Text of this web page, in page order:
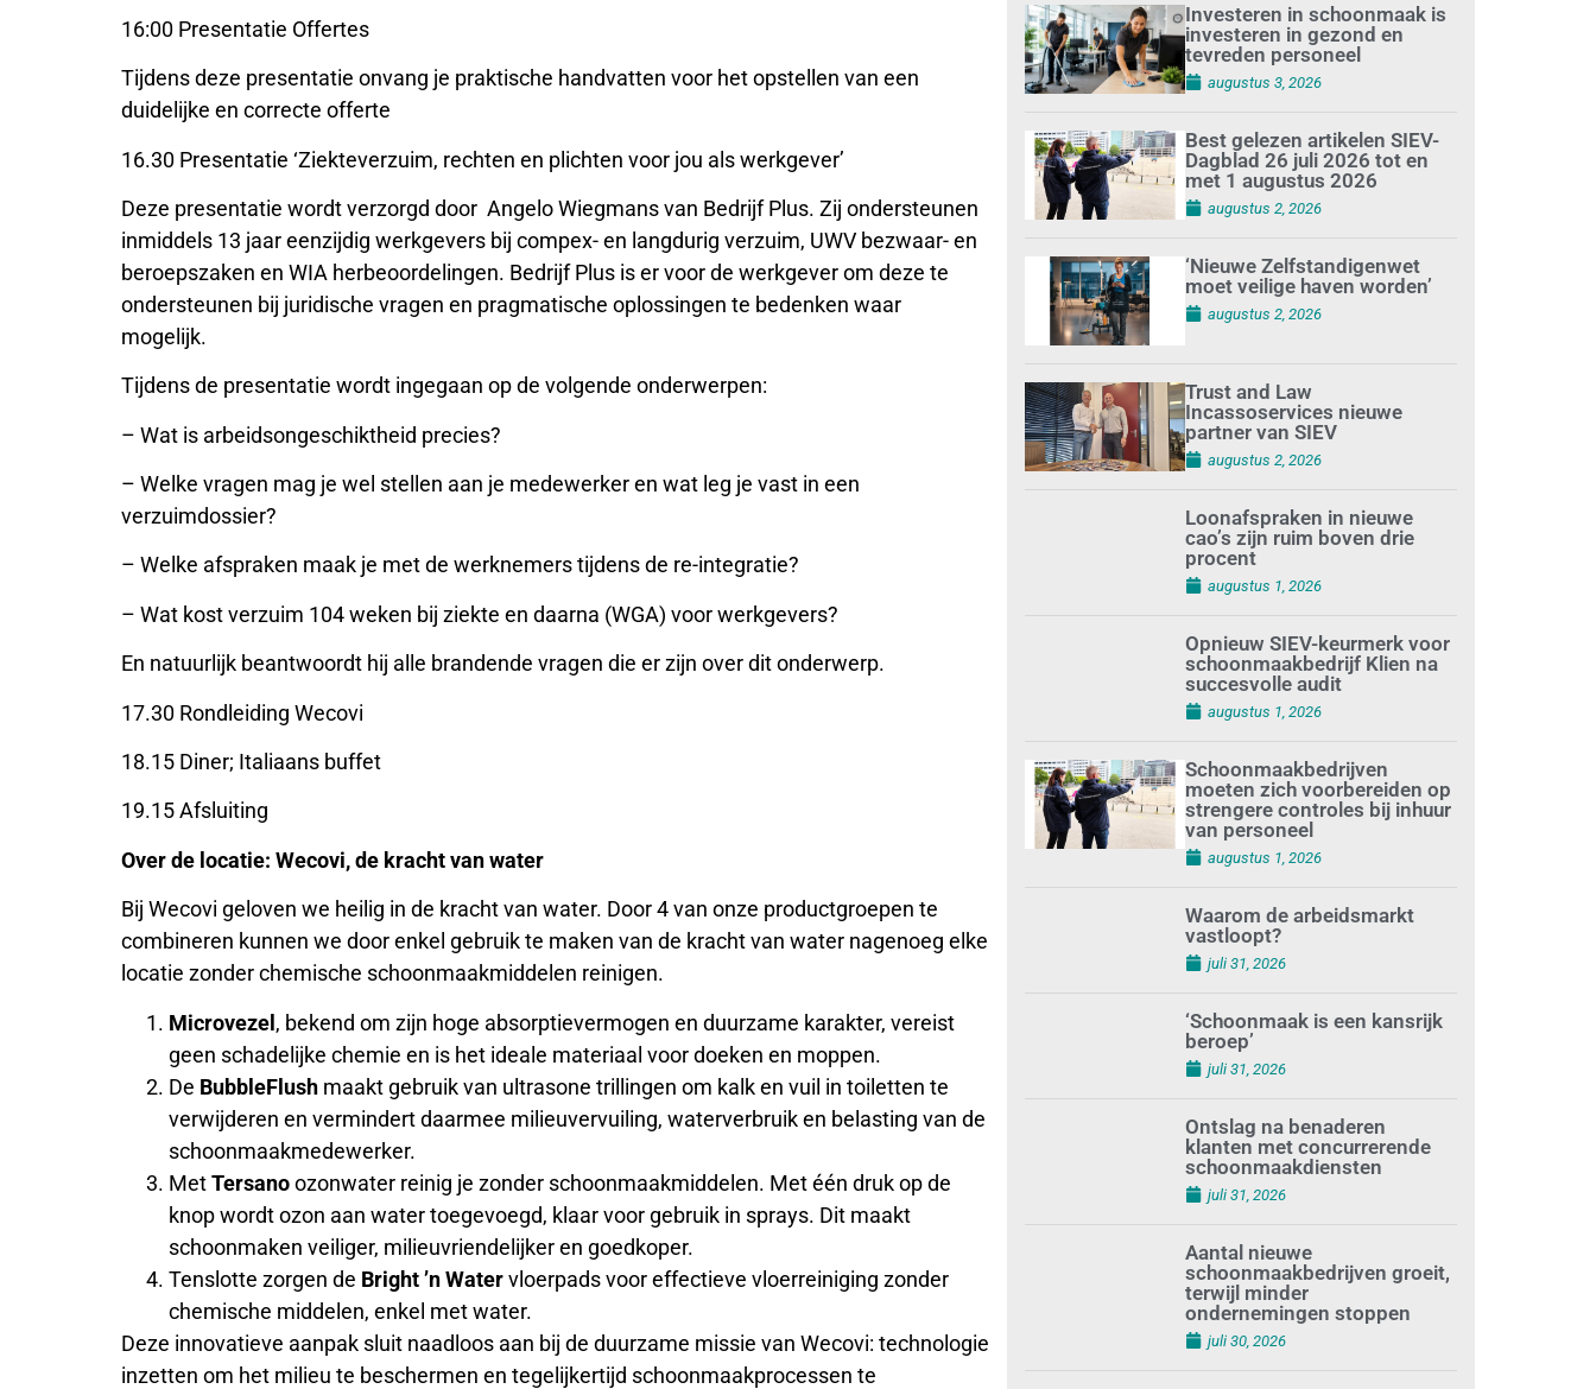
16:00 Presentatie Offertes
Tijdens deze presentatie onvang je praktische handvatten voor het opstellen van een
duidelijke en correcte offerte
16.30 Presentatie ‘Ziekteverzuim, rechten en plichten voor jou als werkgever’
Deze presentatie wordt verzorgd door Angelo Wiegmans van Bedrijf Plus. Zij ondersteunen
inmiddels 13 jaar eenzijdig werkgevers bij compex- en langdurig verzuim, UWV bezwaar- en
beroepszaken en WIA herbeoordelingen. Bedrijf Plus is er voor de werkgever om deze te
ondersteunen bij juridische vragen en pragmatische oplossingen te bedenken waar
mogelijk.
Tijdens de presentatie wordt ingegaan op de volgende onderwerpen:
– Wat is arbeidsongeschiktheid precies?
– Welke vragen mag je wel stellen aan je medewerker en wat leg je vast in een
verzuimdossier?
– Welke afspraken maak je met de werknemers tijdens de re-integratie?
– Wat kost verzuim 104 weken bij ziekte en daarna (WGA) voor werkgevers?
En natuurlijk beantwoordt hij alle brandende vragen die er zijn over dit onderwerp.
17.30 Rondleiding Wecovi
18.15 Diner; Italiaans buffet
19.15 Afsluiting
Over de locatie: Wecovi, de kracht van water
Bij Wecovi geloven we heilig in de kracht van water. Door 4 van onze productgroepen te
combineren kunnen we door enkel gebruik te maken van de kracht van water nagenoeg elke
locatie zonder chemische schoonmaakmiddelen reinigen.
Microvezel, bekend om zijn hoge absorptievermogen en duurzame karakter, vereist
geen schadelijke chemie en is het ideale materiaal voor doeken en moppen.
De BubbleFlush maakt gebruik van ultrasone trillingen om kalk en vuil in toiletten te
verwijderen en vermindert daarmee milieuvervuiling, waterverbruik en belasting van de
schoonmaakmedewerker.
MetTersanoozonwater reinig je zonder schoonmaakmiddelen. Met één druk op de
knop wordt ozon aan water toegevoegd, klaar voor gebruik in sprays. Dit maakt
schoonmaken veiliger, milieuvriendelijker en goedkoper.
Tenslotte zorgen de Bright ’n Watervloerpads voor effectieve vloerreiniging zonder
chemische middelen, enkel met water.
Deze innovatieve aanpak sluit naadloos aan bij de duurzame missie van Wecovi: technologie
inzetten om het milieu te beschermen en tegelijkertijd schoonmaakprocessen te
Investeren in schoonmaak is
investeren in gezond en
tevreden personeel
augustus 3, 2026
Best gelezen artikelen SIEV-
Dagblad 26 juli 2026 tot en
met 1 augustus 2026
augustus 2, 2026
‘Nieuwe Zelfstandigenwet
moet veilige haven worden’
augustus 2, 2026
Trust and Law
Incassoservices nieuwe
partner van SIEV
augustus 2, 2026
Loonafspraken in nieuwe
cao’s zijn ruim boven drie
procent
augustus 1, 2026
Opnieuw SIEV-keurmerk voor
schoonmaakbedrijf Klien na
succesvolle audit
augustus 1, 2026
strengere controles bij inhuur
van personeel
augustus 1, 2026
Waarom de arbeidsmarkt
vastloopt?
juli 31, 2026
‘Schoonmaak is een kansrijk
beroep’
juli 31, 2026
Ontslag na benaderen
klanten met concurrerende
schoonmaakdiensten
juli 31, 2026